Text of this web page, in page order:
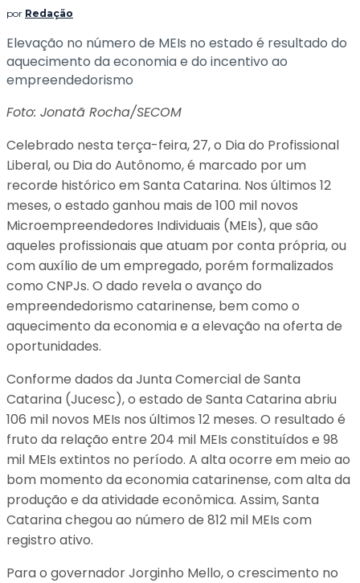
por Redação
Elevação no número de MEIs no estado é resultado do
aquecimento da economia e do incentivo ao
empreendedorismo
Foto: Jonatã Rocha/SECOM
Celebrado nesta terça-feira, 27, o Dia do Profissional
Liberal, ou Dia do Autônomo, é marcado por um
recorde histórico em Santa Catarina. Nos últimos 12
meses, o estado ganhou mais de 100 mil novos
Microempreendedores Individuais (MEIs), que são
aqueles profissionais que atuam por conta própria, ou
com auxílio de um empregado, porém formalizados
como CNPJs. O dado revela o avanço do
empreendedorismo catarinense, bem como o
aquecimento da economia e a elevação na oferta de
oportunidades.
Conforme dados da Junta Comercial de Santa
Catarina (Jucesc), o estado de Santa Catarina abriu
106 mil novos MEIs nos últimos 12 meses. O resultado é
fruto da relação entre 204 mil MEIs constituídos e 98
mil MEIs extintos no período. A alta ocorre em meio ao
bom momento da economia catarinense, com alta da
produção e da atividade econômica. Assim, Santa
Catarina chegou ao número de 812 mil MEIs com
registro ativo.
Para o governador Jorginho Mello, o crescimento no